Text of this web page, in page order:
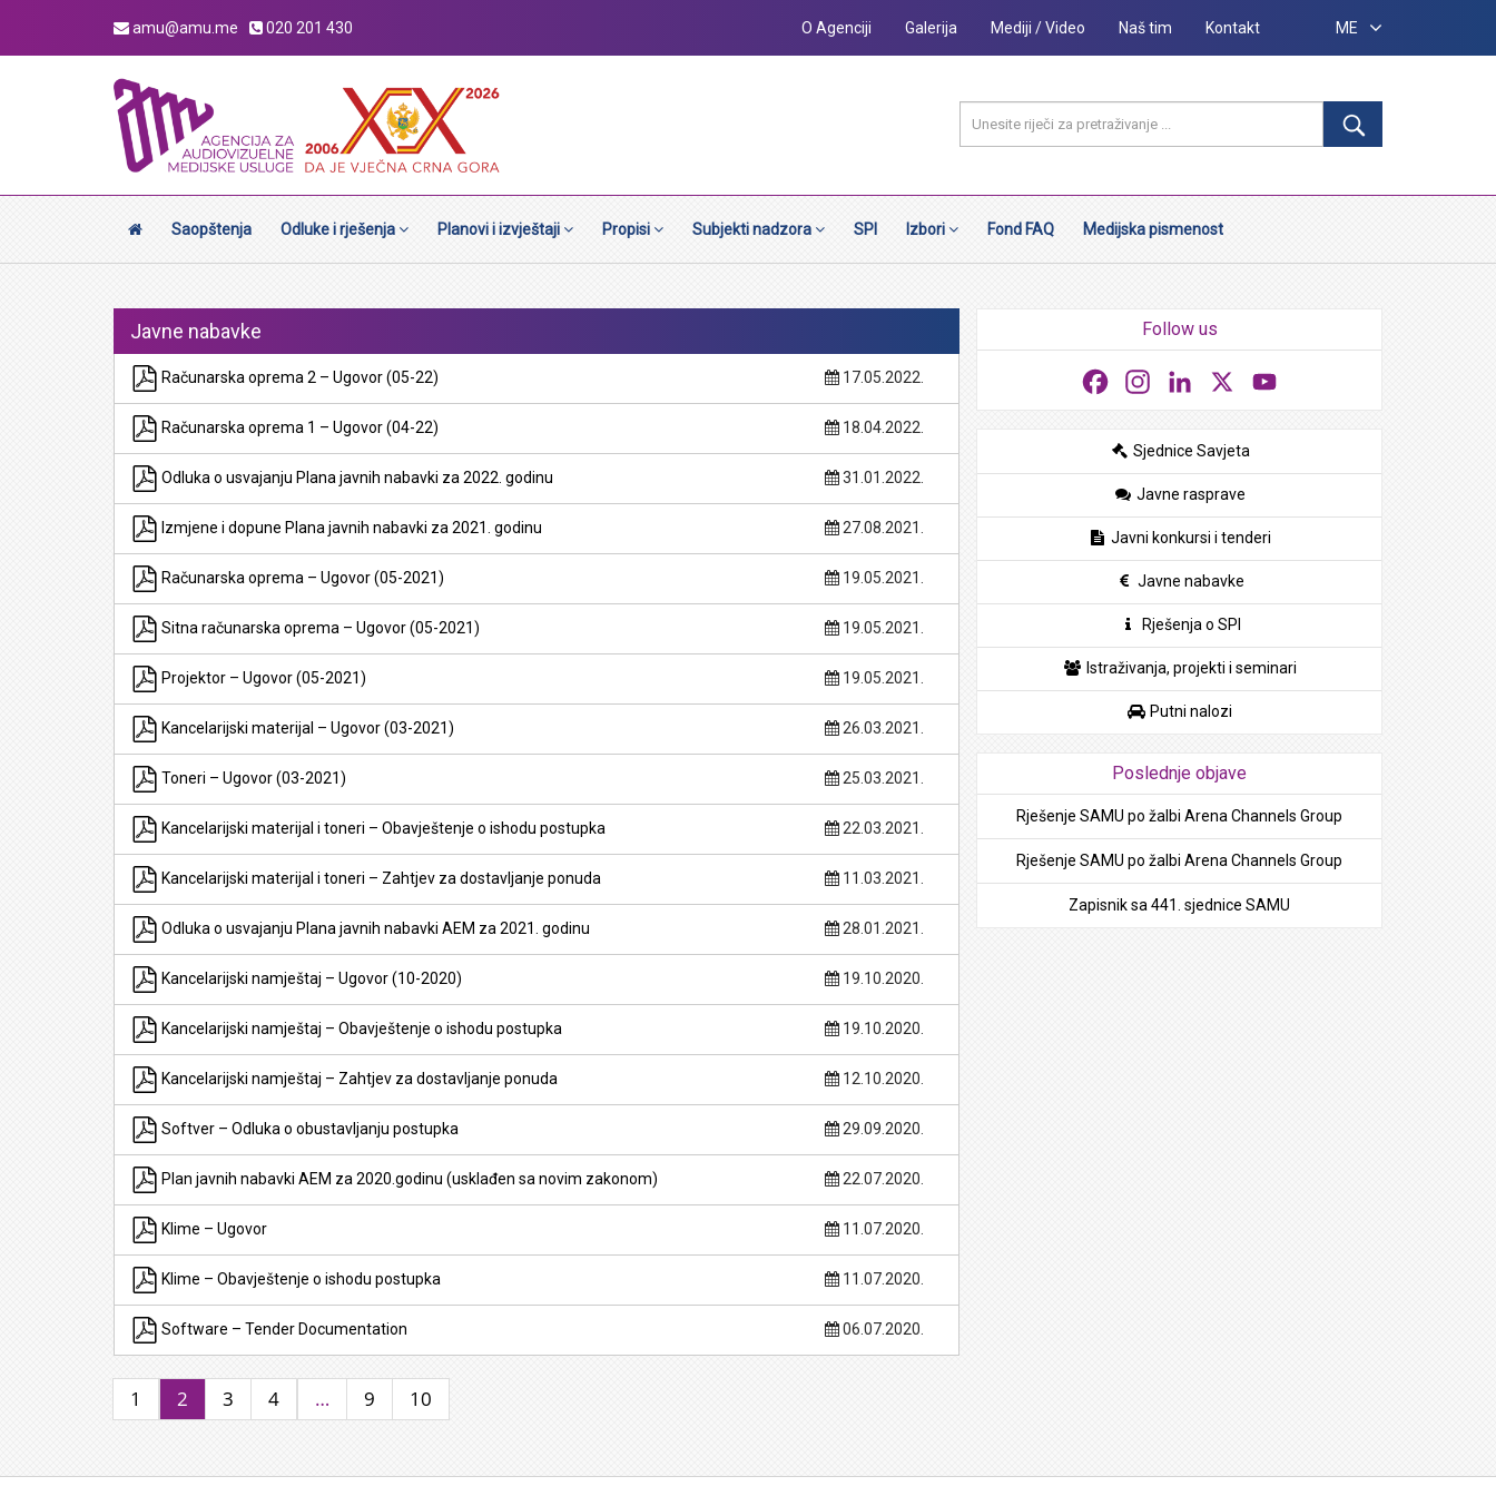
amu@amu.me 020 201 430 O Agenciji Galerija Mediji / Video Naš tim Kontakt ME
Saopštenja Odluke i rješenja Planovi i izvještaji Propisi Subjekti nadzora SPI Izbori Fond FAQ Medijska pismenost
Javne nabavke
Računarska oprema 2 – Ugovor (05-22) 17.05.2022.
Računarska oprema 1 – Ugovor (04-22) 18.04.2022.
Odluka o usvajanju Plana javnih nabavki za 2022. godinu 31.01.2022.
Izmjene i dopune Plana javnih nabavki za 2021. godinu 27.08.2021.
Računarska oprema – Ugovor (05-2021) 19.05.2021.
Sitna računarska oprema – Ugovor (05-2021) 19.05.2021.
Projektor – Ugovor (05-2021) 19.05.2021.
Kancelarijski materijal – Ugovor (03-2021) 26.03.2021.
Toneri – Ugovor (03-2021) 25.03.2021.
Kancelarijski materijal i toneri – Obavještenje o ishodu postupka 22.03.2021.
Kancelarijski materijal i toneri – Zahtjev za dostavljanje ponuda 11.03.2021.
Odluka o usvajanju Plana javnih nabavki AEM za 2021. godinu 28.01.2021.
Kancelarijski namještaj – Ugovor (10-2020) 19.10.2020.
Kancelarijski namještaj – Obavještenje o ishodu postupka 19.10.2020.
Kancelarijski namještaj – Zahtjev za dostavljanje ponuda 12.10.2020.
Softver – Odluka o obustavljanju postupka 29.09.2020.
Plan javnih nabavki AEM za 2020.godinu (usklađen sa novim zakonom) 22.07.2020.
Klime – Ugovor 11.07.2020.
Klime – Obavještenje o ishodu postupka 11.07.2020.
Software – Tender Documentation 06.07.2020.
1 2 3 4 … 9 10
Follow us
FacebookInstagramLinkedIn
Sjednice Savjeta
Javne rasprave
Javni konkursi i tenderi
Javne nabavke
Rješenja o SPI
Istraživanja, projekti i seminari
Putni nalozi
Poslednje objave
Rješenje SAMU po žalbi Arena Channels Group
Rješenje SAMU po žalbi Arena Channels Group
Zapisnik sa 441. sjednice SAMU